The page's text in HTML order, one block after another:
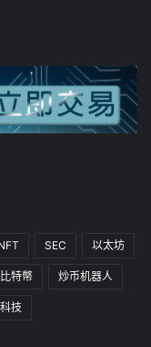
SEC 以太坊
比特幣 炒币机器人
技